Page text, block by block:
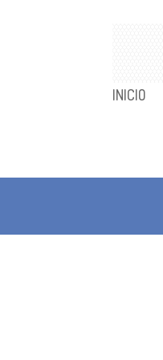
INICIO